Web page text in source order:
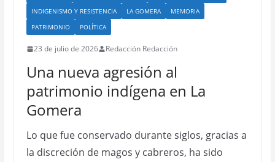
INDIGENISMO Y RESISTENCIA
LA GOMERA
MEMORIA
PATRIMONIO
POLÍTICA
23 de julio de 2026 Redacción Redacción
Una nueva agresión al
patrimonio indígena en La
Gomera
Lo que fue conservado durante siglos, gracias a
la discreción de magos y cabreros, ha sido